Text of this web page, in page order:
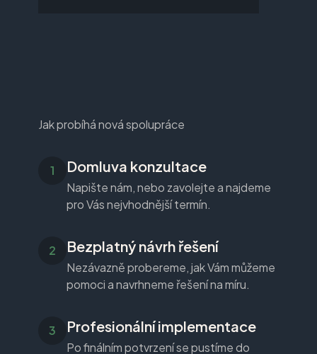
Jak probíhá nová spolupráce
Domluva konzultace
Napište nám, nebo zavolejte a najdeme
pro Vás nejvhodnější termín.
Bezplatný návrh řešení
Nezávazně probereme, jak Vám můžeme
pomoci a navrhneme řešení na míru.
Profesionální implementace
Po finálním potvrzení se pustíme do